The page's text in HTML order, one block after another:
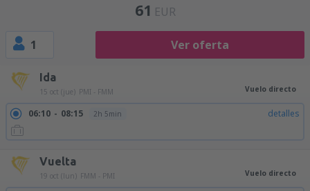
61 EUR
1 Ver oferta
Ida
15 oct (jue) PMI - FMM Vuelo directo
06:10 08:15 2h 5min detalles
Vuelta
19 oct (lun) FMM - PMI Vuelo directo